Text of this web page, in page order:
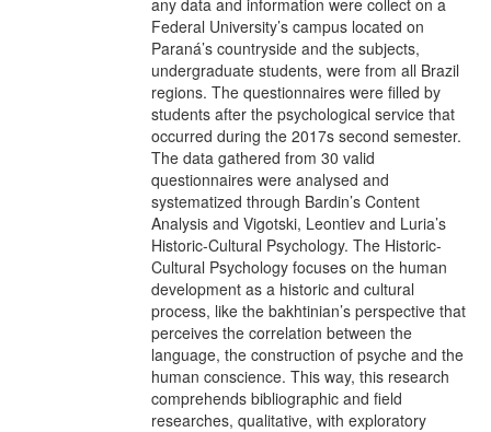
Federal University’s campus located on
Paraná’s countryside and the subjects,
undergraduate students, were from all Brazil
regions. The questionnaires were filled by
students after the psychological service that
occurred during the 2017s second semester.
The data gathered from 30 valid
questionnaires were analysed and
systematized through Bardin’s Content
Analysis and Vigotski, Leontiev and Luria’s
Historic-Cultural Psychology. The Historic-
Cultural Psychology focuses on the human
development as a historic and cultural
process, like the bakhtinian’s perspective that
perceives the correlation between the
language, the construction of psyche and the
human conscience. This way, this research
comprehends bibliographic and field
researches, qualitative, with exploratory